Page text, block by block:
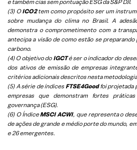
e também cias sem pontuação ESG da S&P DJI.
(3) O ICO2tem como propósito ser um
sobre mudança do clima no Brasil. A
demonstra o comprometimento com a
antecipa a visão de como estão se preparando
carbono.
(4) O objetivo do IGCTé ser o indicador do
dos ativos de emissão de empresas
critérios adicionais descritos nesta
(5) A série de índices FTSE4Goodfoi projetada
empresas que demonstram fortes
governança (ESG).
(6) O ÍndiceMSCI ACWI, que representa o
de ações de grande e médio porte do mundo,
e 26 emergentes.